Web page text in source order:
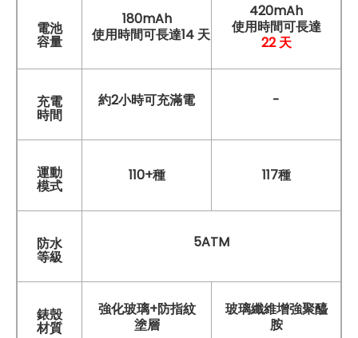
電池
容量
180mAh
使用時間可長達14 天
420mAh
使用時間可長達
22 天
充電
時間
約2小時可充滿電 -
運動
模式
110+種 117種
防水
等級
5ATM
錶殼
材質
強化玻璃+防指紋
塗層
玻璃纖維增強聚醯
胺